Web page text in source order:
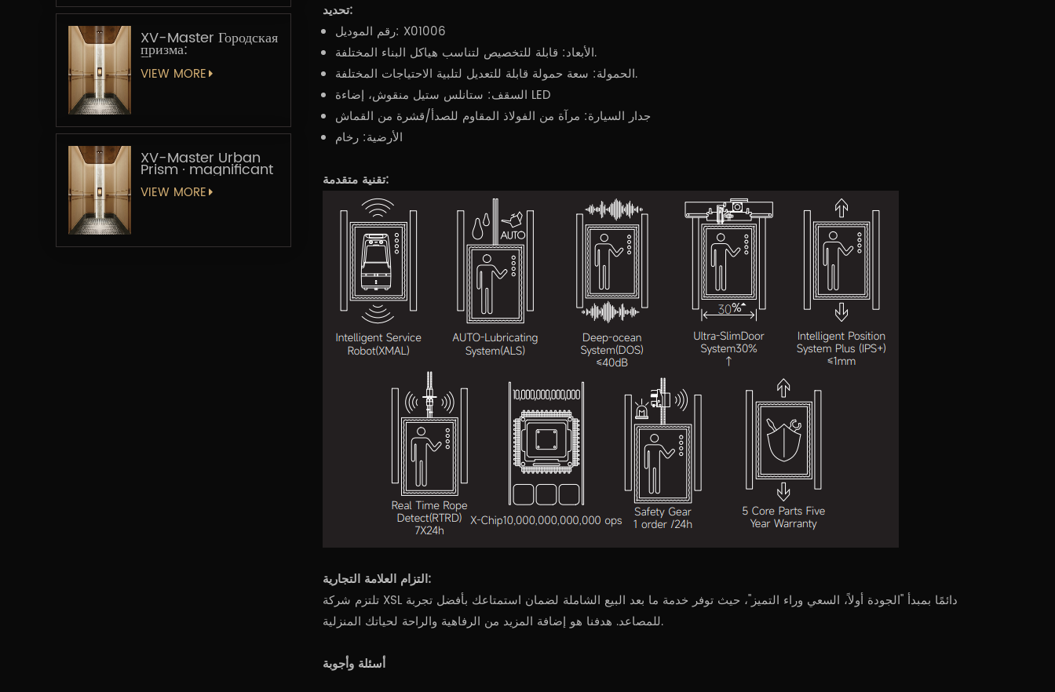
XV-Master Городская
призма:
Геометрическая
увертюра
VIEW MORE
XV-Master Urban
Prism · magnificant
VIEW MORE
تحديد:
رقم الموديل: X01006
الأبعاد: قابلة للتخصيص لتناسب هياكل البناء المختلفة.
الحمولة: سعة حمولة قابلة للتعديل لتلبية الاحتياجات المختلفة.
السقف: ستانلس ستيل منقوش، إضاءة LED
جدار السيارة: مرآة من الفولاذ المقاوم للصدأ/قشرة من القماش
الأرضية: رخام
تقنية متقدمة:
التزام العلامة التجارية:
تلتزم شركة XSL دائمًا بمبدأ "الجودة أولاً، السعي وراء التميز"، حيث توفر خدمة ما بعد البيع الشاملة لضمان استمتاعك بأفضل تجربة
للمصاعد. هدفنا هو إضافة المزيد من الرفاهية والراحة لحياتك المنزلية.
أسئلة وأجوبة